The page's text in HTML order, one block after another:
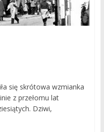
się skrótowa wzmianka
z przełomu lat
Dziwi,